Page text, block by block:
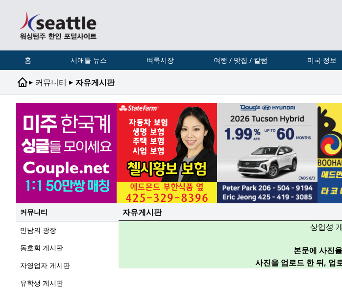
홈 시애틀 뉴스 벼룩시장 여행 / 맛집 / 칼럼 미국 정보
▸ 커뮤니티 ▸ 자유게시판
커뮤니티
만남의 광장
동호회 게시판
자영업자 게시판
유학생 게시판
자유게시판
상업성
본문에 사진
사진을 업로드 한 뒤, 업